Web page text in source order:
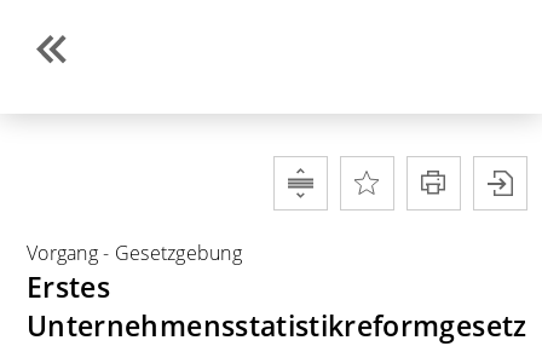
Vorgang- Gesetzgebung
Erstes
Unternehmensstatistikreformgesetz